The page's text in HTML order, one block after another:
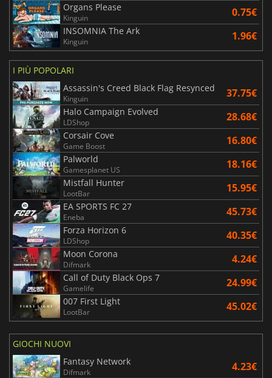
Organs Please
Kinguin 0.75€
INSOMNIA The Ark
Kinguin 1.96€
I PIÙ POPOLARI
Assassin's Creed Black Flag Resynced
Kinguin 37.75€
Halo Campaign Evolved
LDShop 28.68€
Corsair Cove
Game Boost 16.80€
Palworld
Gamesplanet US 18.16€
Mistfall Hunter
LootBar 15.95€
EA SPORTS FC 27
Eneba 45.73€
Forza Horizon 6
LDShop 40.35€
Moon Corona
Difmark 4.24€
Call of Duty Black Ops 7
Gamelife 24.99€
007 First Light
LootBar 45.02€
GIOCHI NUOVI
Fantasy Network
Difmark 4.23€